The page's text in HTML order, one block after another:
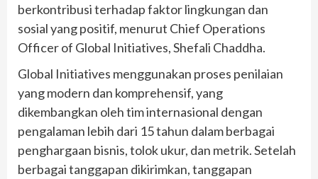
berkontribusi terhadap faktor lingkungan dan
sosial yang positif, menurut Chief Operations
Officer of Global Initiatives, Shefali Chaddha.
Global Initiatives menggunakan proses penilaian
yang modern dan komprehensif, yang
dikembangkan oleh tim internasional dengan
pengalaman lebih dari 15 tahun dalam berbagai
penghargaan bisnis, tolok ukur, dan metrik. Setelah
berbagai tanggapan dikirimkan, tanggapan